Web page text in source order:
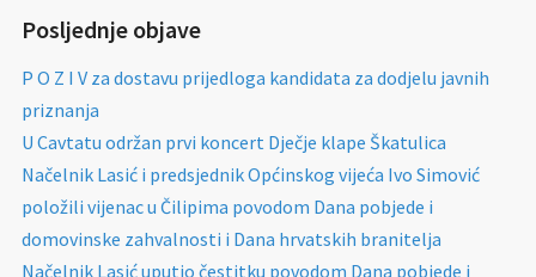
Posljednje objave
P O Z I V za dostavu prijedloga kandidata za dodjelu javnih
priznanja
U Cavtatu održan prvi koncert Dječje klape Škatulica
Načelnik Lasić i predsjednik Općinskog vijeća Ivo Simović
položili vijenac u Čilipima povodom Dana pobjede i
domovinske zahvalnosti i Dana hrvatskih branitelja
Načelnik Lasić uputio čestitku povodom Dana pobjede i